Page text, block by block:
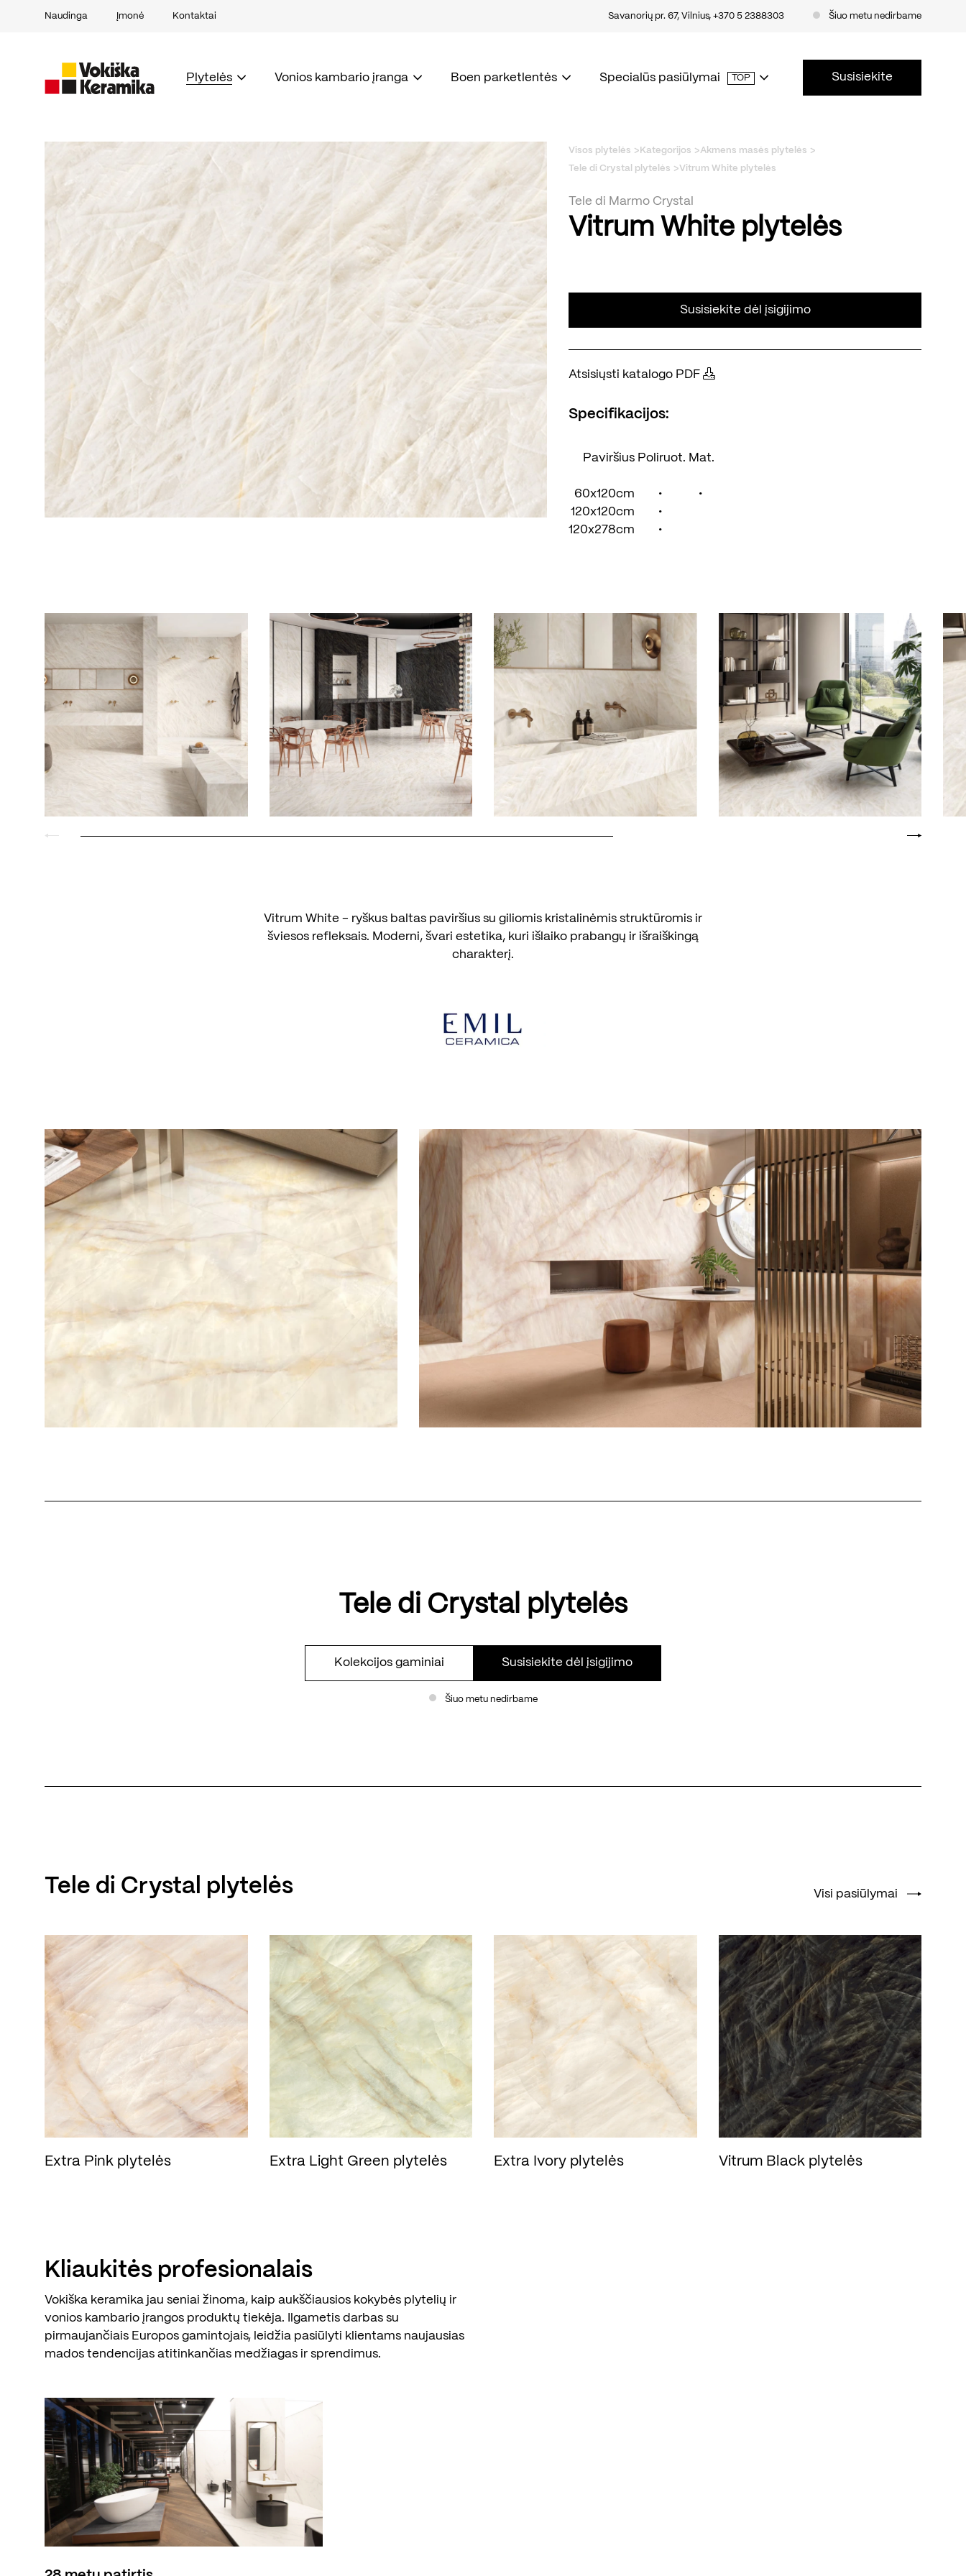
Naudinga Įmonė Kontaktai Savanorių pr. 67, Vilnius, +370 5 2388303 Šiuo metu nedirbame
Plytelės Vonios kambario įranga Boen parketlentės Specialūs pasiūlymai TOP Susisiekite
Visos plytelės Kategorijos
Akmens masės plytelės
Tele di Crystal plytelės
Vitrum White plytelės
Tele di Marmo Crystal
Vitrum White plytelės
Susisiekite dėl įsigijimo
Atsisiųsti katalogo PDF
Specifikacijos:
Paviršius Poliruot. Mat.
60x120cm •
•
120x120cm
•
120x278cm
•
Vitrum White - ryškus baltas paviršius su giliomis kristalinėmis struktūromis ir
šviesos refleksais. Moderni, švari estetika, kuri išlaiko prabangų ir išraiškingą
charakterį.
Tele di Crystal plytelės
Kolekcijos gaminiai Susisiekite dėl įsigijimo
Šiuo metu nedirbame
Tele di Crystal plytelės Visi pasiūlymai
Extra Pink plytelės Extra Light Green plytelės Extra Ivory plytelės Vitrum Black plytelės
Kliaukitės profesionalais
Vokiška keramika jau seniai žinoma, kaip aukščiausios kokybės plytelių ir
vonios kambario įrangos produktų tiekėja. Ilgametis darbas su
pirmaujančiais Europos gamintojais, leidžia pasiūlyti klientams naujausias
mados tendencijas atitinkančias medžiagas ir sprendimus.